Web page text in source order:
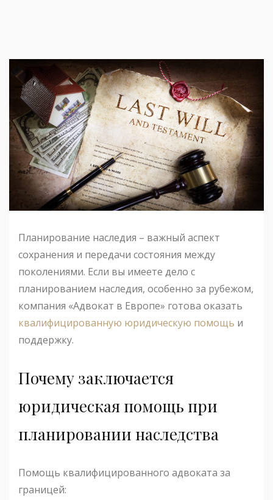
Планирование наследия – важный аспект
сохранения и передачи состояния между
поколениями. Если вы имеете дело с
планированием наследия, особенно за рубежом,
компания «Адвокат в Европе» готова оказать
квалифицированную юридическую помощь и
поддержку.
Почему заключается
юридическая помощь при
планировании наследства
Помощь квалифицированного адвоката за
границей: